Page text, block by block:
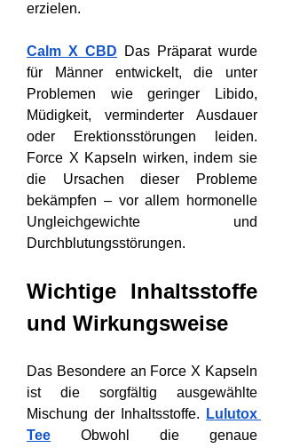
erzielen.
Calm X CBD Das Präparat wurde
für Männer entwickelt, die unter
Problemen wie geringer Libido,
Müdigkeit, verminderter Ausdauer
oder Erektionsstörungen leiden.
Force X Kapseln wirken, indem sie
die Ursachen dieser Probleme
bekämpfen – vor allem hormonelle
Ungleichgewichte und
Durchblutungsstörungen.
Wichtige Inhaltsstoffe
und Wirkungsweise
Das Besondere an Force X Kapseln
ist die sorgfältig ausgewählte
Mischung der Inhaltsstoffe.
Lulutox
Tee Obwohl die genaue